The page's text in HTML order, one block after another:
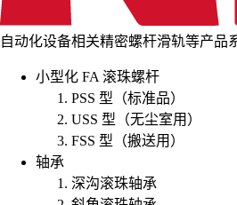
自动化设备相关精密螺杆滑轨等产品
小型化 FA 滚珠螺杆
PSS 型（标准品）
USS 型（无尘室用）
FSS 型（搬送用）
轴承
深沟滚珠轴承